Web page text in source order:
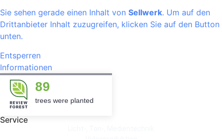
Sie sehen gerade einen Inhalt von Sellwerk. Um auf den
Drittanbieter Inhalt zuzugreifen, klicken Sie auf den Button
unten.
Entsperren
Informationen
89
trees were planted
Service